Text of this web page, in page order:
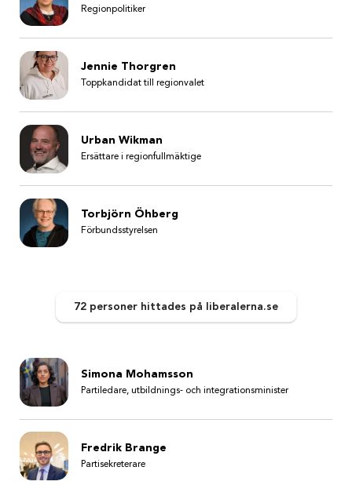
Regionpolitiker
Jennie Thorgren
Toppkandidat till regionvalet
Urban Wikman
Ersättare i regionfullmäktige
Torbjörn Öhberg
Förbundsstyrelsen
72 personer hittades på liberalerna.se
Simona Mohamsson
Partiledare, utbildnings- och integrationsminister
Fredrik Brange
Partisekreterare